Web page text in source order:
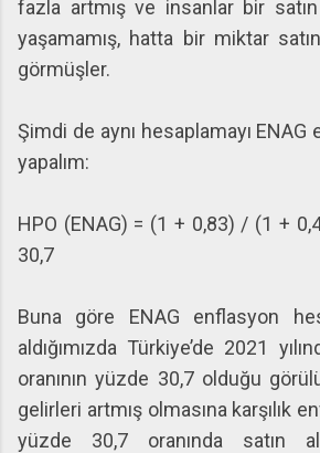
fazla artmış ve insanlar bir
yaşamamış, hatta bir miktar
görmüşler.
Şimdi de aynı hesaplamayı
yapalım:
HPO (ENAG) = (1 + 0,83) / (1 +
30,7
Buna göre ENAG enflasyon
aldığımızda Türkiye’de 2021
oranının yüzde 30,7 olduğu
gelirleri artmış olmasına karşılık
yüzde 30,7 oranında satın